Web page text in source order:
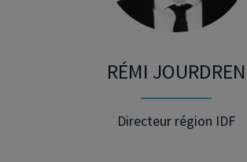
RÉMI JOURDREN
Directeur région IDF